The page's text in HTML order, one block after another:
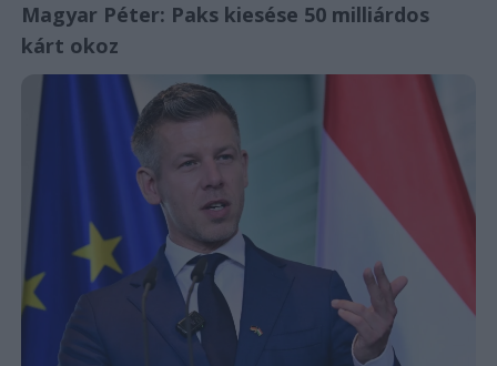
Magyar Péter: Paks kiesése 50 milliárdos
kárt okoz